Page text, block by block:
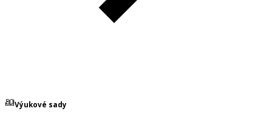
Výukové sady